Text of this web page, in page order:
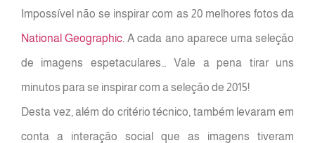
Impossível não se inspirar com as 20 melhores fotos da
National Geographic. A cada ano aparece uma seleção
de imagens espetaculares… Vale a pena tirar uns
minutos para se inspirar com a seleção de 2015!
Desta vez, além do critério técnico, também levaram em
conta a interação social que as imagens tiveram